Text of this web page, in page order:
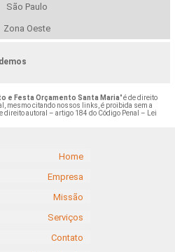
São Paulo
Zona Oeste
e Festa Orçamento Santa Maria" é de direito
mesmo citando nossos links, é proibida sem a
direito autoral – artigo 184 do Código Penal –
Lei
Home
Empresa
Missão
Serviços
Contato